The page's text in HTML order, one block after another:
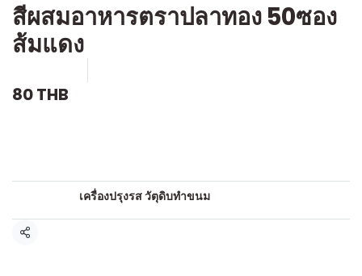
สีผสมอาหารตราปลาทอง 50ซอง
ส้มแดง
80 THB
เครื่องปรุงรส วัตุดิบทำขนม
แชร์